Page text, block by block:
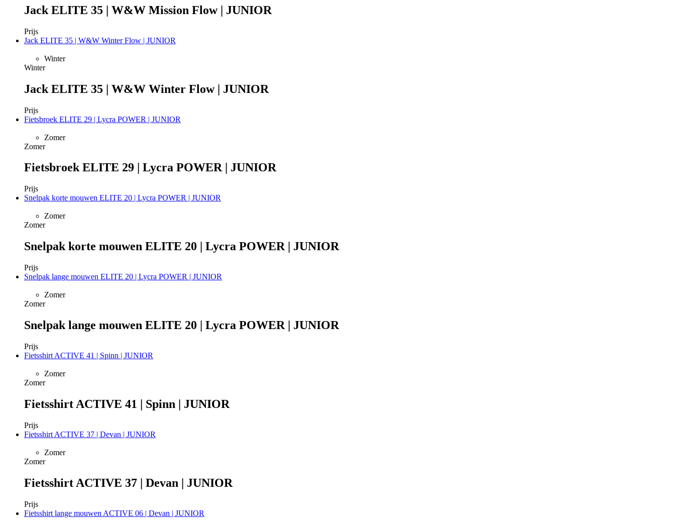
Jack ELITE 35 | W&W Mission Flow | JUNIOR
Prijs
Jack ELITE 35 | W&W Winter Flow | JUNIOR
Winter
Winter
Jack ELITE 35 | W&W Winter Flow | JUNIOR
Prijs
Fietsbroek ELITE 29 | Lycra POWER | JUNIOR
Zomer
Zomer
Fietsbroek ELITE 29 | Lycra POWER | JUNIOR
Prijs
Snelpak korte mouwen ELITE 20 | Lycra POWER | JUNIOR
Zomer
Zomer
Snelpak korte mouwen ELITE 20 | Lycra POWER | JUNIOR
Prijs
Snelpak lange mouwen ELITE 20 | Lycra POWER | JUNIOR
Zomer
Zomer
Snelpak lange mouwen ELITE 20 | Lycra POWER | JUNIOR
Prijs
Fietsshirt ACTIVE 41 | Spinn | JUNIOR
Zomer
Zomer
Fietsshirt ACTIVE 41 | Spinn | JUNIOR
Prijs
Fietsshirt ACTIVE 37 | Devan | JUNIOR
Zomer
Zomer
Fietsshirt ACTIVE 37 | Devan | JUNIOR
Prijs
Fietsshirt lange mouwen ACTIVE 06 | Devan | JUNIOR